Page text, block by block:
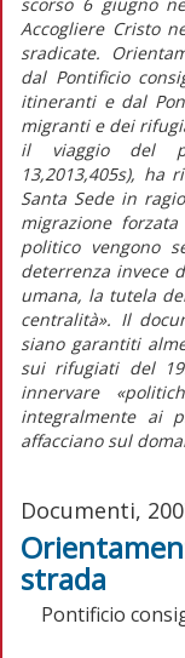
Accogliere Cristo
sradicate.
dal Pontificio
itineranti e dal
migranti e dei
il viaggio del
13,2013,405s), ha
Santa Sede in
migrazione
politico vengono
deterrenza invece
umana, la tutela
centralità». Il
siano garantiti
sui rifugiati del
innervare
integralmente ai
affacciano sul
Documenti,
strada
Pontificio